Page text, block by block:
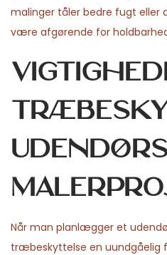
malinger tåler bedre fugt eller
være afgørende for
Når man planlægger et
træbeskyttelse en uundgåelig